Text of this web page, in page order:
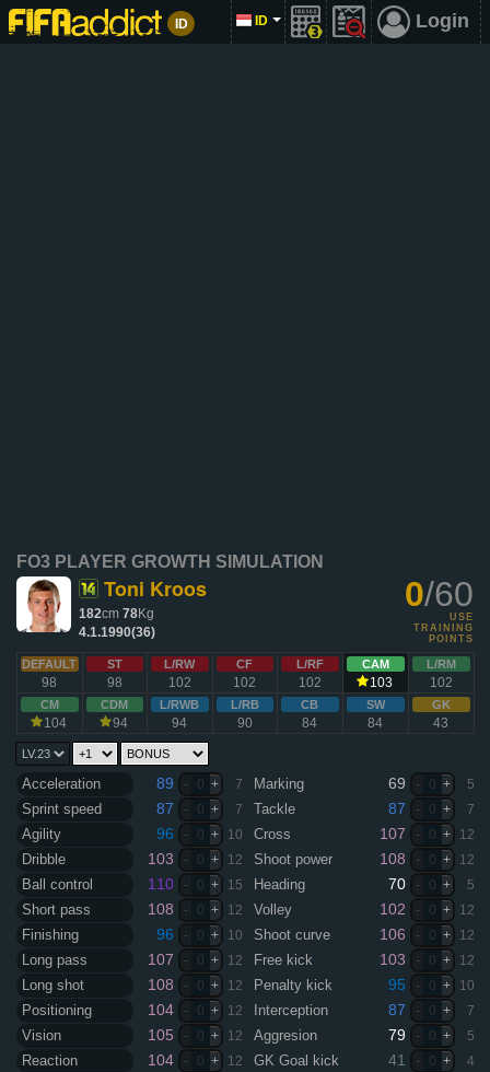
ID ID Login
FO3 PLAYER GROWTH SIMULATION
Toni Kroos
182cm78Kg
4.1.1990(36)
0/60
USE
TRAINING
POINTS
DEFAULT
98
ST
98
L/RW
102
CF
102
L/RF
102
CAM
103
L/RM
102
CM
104
CDM
94
L/RWB
94
L/RB
90
CB
84
SW
84
GK
43
Acceleration 89 - 0 + 7
Sprint speed 87 - 0 + 7
Agility 96 - 0 + 10
Dribble 103 - 0 + 12
Ball control 110 - 0 + 15
Short pass 108 - 0 + 12
Finishing 96 - 0 + 10
Long pass 107 - 0 + 12
Long shot 108 - 0 + 12
Positioning 104 - 0 + 12
Vision 105 - 0 + 12
Reaction 104 - 0 + 12
Marking 69 - 0 + 5
Tackle 87 - 0 + 7
Cross 107 - 0 + 12
Shoot power 108 - 0 + 12
Heading 70 - 0 + 5
Volley 102 - 0 + 12
Shoot curve 106 - 0 + 12
Free kick 103 - 0 + 12
Penalty kick 95 - 0 + 10
Interception 87 - 0 + 7
Aggresion 79 - 0 + 5
GK Goal kick 41 - 0 + 4